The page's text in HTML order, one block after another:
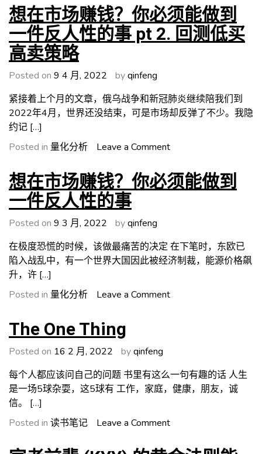
汇
市
场
动
的
规
想在市场赚钱？你必须能做到
一件反人性的事 pt 2. 回测低买
高卖策略
Posted on 9 4 月, 2022 byqinfeng
紧接着上个月的文章，俄乌战争和新冠肺炎继续陪我们到
2022年4月，世界还没结束，可是市场却反弹了不少。我隐
约记 […]
Posted in 量化分析 Leave a Commenton
在
市
你
必
做
人
性
pt
想在市场赚钱？你必须能做到
一件反人性的事
Posted on 9 3 月, 2022 byqinfeng
在极度恐慌的时候，该做最痛苦的决定 在下笔时，东欧已
陷入战乱中，有一个世界大国因此被经济制裁，能源价格飙
升，许 […]
Posted in 量化分析 Leave a Commenton
钱？
你
须
做
The One Thing
Posted on 16 2 月, 2022 byqinfeng
每个人都应该问自己的问题 书里有这么一句有趣的话 人生
是一场5球杂耍，这5球有 工作，家庭，健康，朋友，诚
信。 […]
Posted in 读书笔记 Leave a Commenton
One